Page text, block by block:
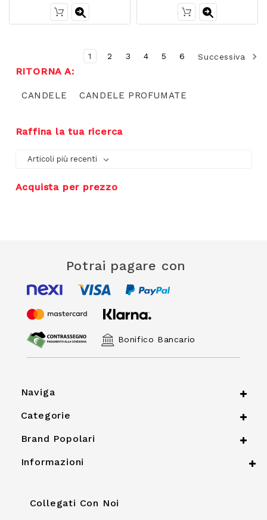
1 2 3 4 5 6 Successiva
RITORNA A:
CANDELE CANDELE PROFUMATE
Raffina la tua ricerca
Acquista per prezzo
Potrai pagare con
Bonifico Bancario
Naviga
Categorie
Brand Popolari
Informazioni
Collegati Con Noi